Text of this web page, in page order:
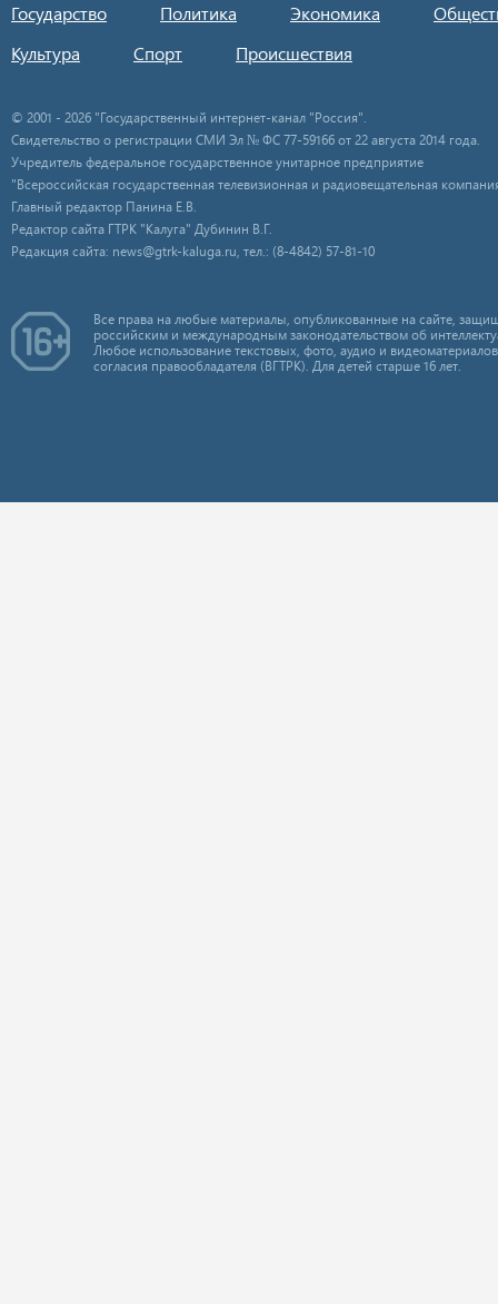
Государство Политика Экономика
Культура
Спорт Происшествия
© 2001 - 2026 "Государственный интернет-канал "Россия".
Свидетельство о регистрации СМИ Эл № ФС 77-59166 от 22 августа 2014 года.
Учредитель федеральное государственное унитарное предприятие
"Всероссийская государственная телевизионная и радиовещательная
Главный редактор Панина Е.В.
Редактор сайта ГТРК "Калуга" Дубинин В.Г.
Редакция сайта: news@gtrk-kaluga.ru, тел.: (8-4842) 57-81-10
Все права на любые материалы, опубликованные на сайте,
российским и международным законодательством об
Любое использование текстовых, фото, аудио и
согласия правообладателя (ВГТРК). Для детей старше 16 лет.